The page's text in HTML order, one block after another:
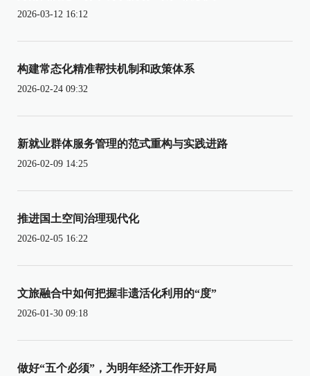
2026-03-12 16:12
构建常态化精准帮扶机制和政策体系
2026-02-24 09:32
新就业群体服务管理的范式重构与实践进路
2026-02-09 14:25
推进国土空间治理现代化
2026-02-05 16:22
文旅融合中如何把握非遗活化利用的“度”
2026-01-30 09:18
做好“五个必须”，为明年经济工作开好局